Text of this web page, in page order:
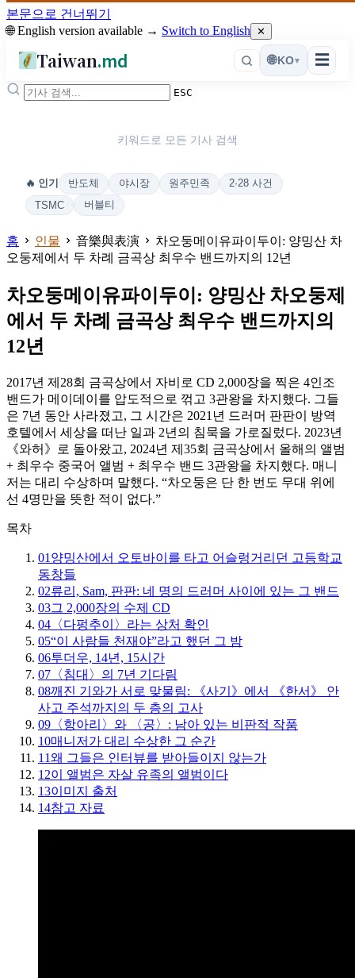
본문으로 건너뛰기
🌐 English version available → Switch to English ✕
Taiwan.md ☰
🌐KO▾
ESC
키워드로 모든 기사 검색
🔥 인기 반도체 야시장 원주민족
2·28 사건
TSMC
버블티
홈 인물 音樂與表演
차오둥메이유파이두이: 양밍산 차
오둥제에서 두 차례 금곡상 최우수 밴드까지의 12년
차오둥메이유파이두이: 양밍산 차오둥제
에서 두 차례 금곡상 최우수 밴드까지의
12년
2017년 제28회 금곡상에서 자비로 CD 2,000장을 찍은 4인조
밴드가 메이데이를 압도적으로 꺾고 3관왕을 차지했다. 그들
은 7년 동안 사라졌고, 그 시간은 2021년 드러머 판판이 방역
호텔에서 세상을 떠난 일과 2년의 침묵을 가로질렀다. 2023년
《와허》로 돌아왔고, 2024년 제35회 금곡상에서 올해의 앨범
+ 최우수 중국어 앨범 + 최우수 밴드 3관왕을 차지했다. 매니
저는 대리 수상하며 말했다. “차오둥은 단 한 번도 무대 위에
선 4명만을 뜻한 적이 없다.”
목차
01 양밍산에서 오토바이를 타고 어슬렁거리던 고등학교
동창들
02류리, Sam, 판판: 네 명의 드러머 사이에 있는 그 밴드
03그 2,000장의 수제 CD
04 〈다펑추이〉라는 상처 확인
05“이 사람들 천재야”라고 했던 그 밤
06투더우, 14년, 15시간
07 〈침대〉의 7년 기다림
08깨진 기와가 서로 맞물림: 《사기》에서 《한서》 안
사고 주석까지의 두 층의 고사
09 〈항아리〉와 〈공〉: 남아 있는 비판적 작품
10매니저가 대리 수상한 그 순간
11왜 그들은 인터뷰를 받아들이지 않는가
12이 앨범은 자살 유족의 앨범이다
13이미지 출처
14참고 자료